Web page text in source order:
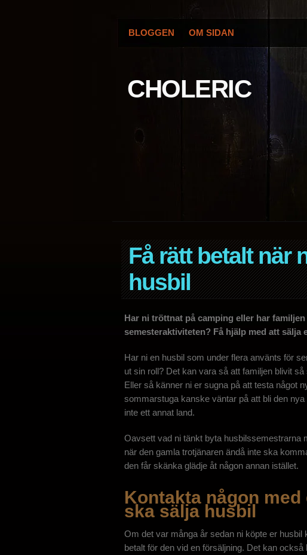
CHOLERIC
BLOGGEN OM SIDAN
Få rätt betalt när
husbil
Har ni tröttnat på camping eller har
semesteraktiviteten? Få hjälp med att
Har ni en husbil som under flera använts för
ut sin roll? Det kan vara så att familjen blivit
Eller så känner ni er sugna på att testa något
sommarstuga kanske väntar på att bli den
inte ett annat land.
Oavsett vad ni tänkt byta husbilssemestrarna
när den gamla trotjänaren ändå inte ska
den får skänka glädje åt någon annan istället.
Kontakta någon
ska sälja husbil
Om det var många år sedan ni köpte er
betalt för den vid en försäljning. Det kan